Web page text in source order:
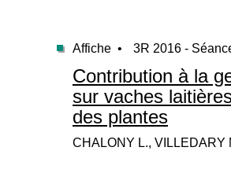
Affiche • 3R 2016 -
Contribution à la
sur vaches
des plantes
CHALONY L., VILLEDARY